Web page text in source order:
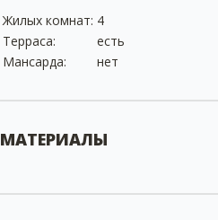
Жилых комнат: 4
Терраса:
есть
Мансарда:
нет
МАТЕРИАЛЫ